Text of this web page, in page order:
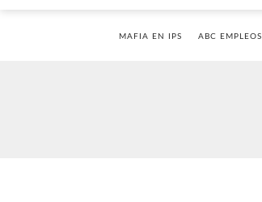
MAFIA EN IPS ABC EMPLEOS